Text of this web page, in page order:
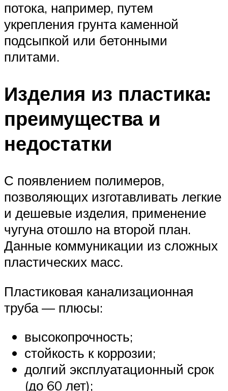
потока, например, путем
укрепления грунта каменной
подсыпкой или бетонными
плитами.
Изделия из пластика:
преимущества и
недостатки
С появлением полимеров,
позволяющих изготавливать легкие
и дешевые изделия, применение
чугуна отошло на второй план.
Данные коммуникации из сложных
пластических масс.
Пластиковая канализационная
труба — плюсы:
высокопрочность;
стойкость к коррозии;
долгий эксплуатационный срок
(до 60 лет);